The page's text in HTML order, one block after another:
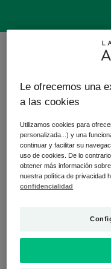
11 resultados
solar
invisible
para
niños
SPF50+
PROTECT KIDS
Le ofrecemos una
a las cookies
Utilizamos cookies para
personalizada...) y una
continuar y facilitar su
uso de cookies. De lo
obtener más información
nuestra política de privacidad
confidencialidad